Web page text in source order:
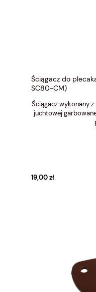
Ściągacz do
SC80-CM)
Ściągacz wykonany
juchtowej
19,00 zł